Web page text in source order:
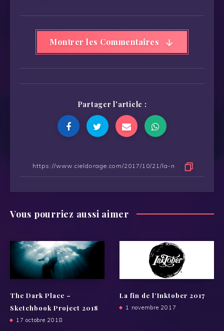
Montrer les Commentaires
Partager l'article :
Vous pourriez aussi aimer
The Dark Place –
Sketchbook Project 2018
17 octobre 2018
La fin de l’Inktober 2017
1 novembre 2017